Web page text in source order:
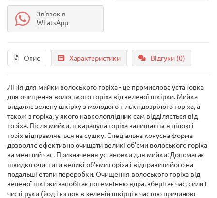
Зв'язок в
WhatsApp
Опис Характеристики Відгуки (0)
Лінія для мийки волоського горіха - це промислова установка
для очищення волоського горіха від зеленої шкірки. Мийка
видаляє зелену шкірку з молодого тільки дозрілого горіха, а
також з горіха, у якого навколоплідник сам відділяється від
горіха. Після мийки, шкаралупа горіха залишається цілою і
горіх відправляється на сушку. Спеціальна конусна форма
дозволяє ефективно очищати великі об'єми волоського горіха
за менший час. Призначення установки для мийки: Допомагає
швидко очистити великі об'єми горіха і відправити його на
подальші етапи переробки. Очищення волоського горіха від
зеленої шкірки запобігає потемнінню ядра, зберігає час, сили і
чисті руки (йод і юглон в зеленій шкірці є частою причиною